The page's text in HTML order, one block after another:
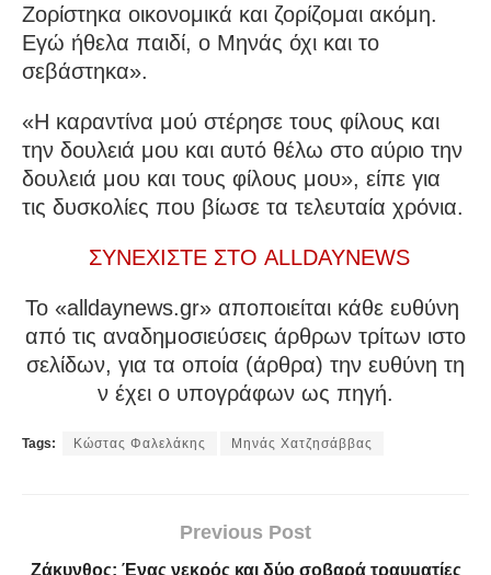
Ζορίστηκα οικονομικά και ζορίζομαι ακόμη.
Εγώ ήθελα παιδί, ο Μηνάς όχι και το
σεβάστηκα».
«Η καραντίνα μού στέρησε τους φίλους και
την δουλειά μου και αυτό θέλω στο αύριο την
δουλειά μου και τους φίλους μου», είπε για
τις δυσκολίες που βίωσε τα τελευταία χρόνια.
ΣΥΝΕΧΙΣΤΕ ΣΤΟ ALLDAYNEWS
To «alldaynews.gr» αποποιείται κάθε ευθύνη
από τις αναδημοσιεύσεις άρθρων τρίτων ιστο
σελίδων, για τα οποία (άρθρα) την ευθύνη τη
ν έχει ο υπογράφων ως πηγή.
Tags: Κώστας Φαλελάκης Μηνάς Χατζησάββας
Previous Post
Ζάκυνθος: Ένας νεκρός και δύο σοβαρά τραυματίες